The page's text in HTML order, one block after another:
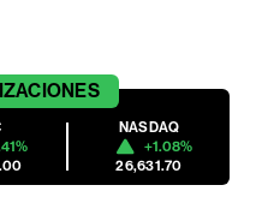
NASDAQ
+1.08%
26,631.70